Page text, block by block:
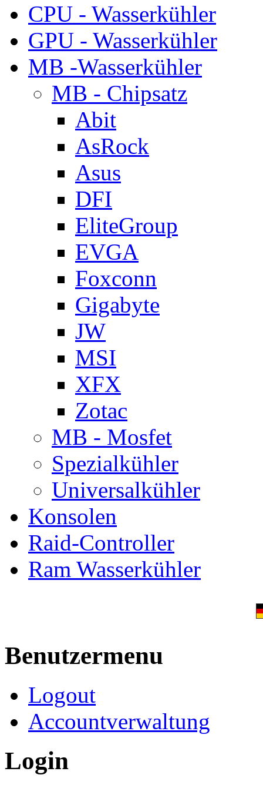
CPU - Wasserkühler
GPU - Wasserkühler
MB -Wasserkühler
MB - Chipsatz
Abit
AsRock
Asus
DFI
EliteGroup
EVGA
Foxconn
Gigabyte
JW
MSI
XFX
Zotac
MB - Mosfet
Spezialkühler
Universalkühler
Konsolen
Raid-Controller
Ram Wasserkühler
Benutzermenu
Logout
Accountverwaltung
Login